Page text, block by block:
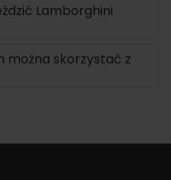
Lamborghini
można skorzystać z